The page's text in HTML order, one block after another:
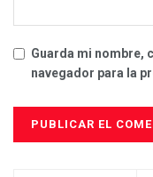
Guarda mi nombre,
navegador para la